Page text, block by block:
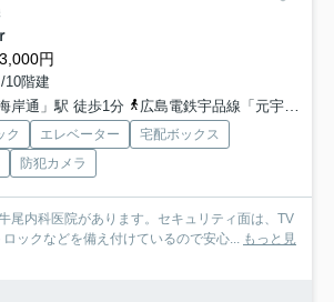
円
10階建
岸通」駅 徒歩1分
広島電鉄宇品線「元宇品口」駅 徒歩5分
ク エレベーター
宅配ボックス
防犯カメラ
尾内科医院があります。セキュリティ面は、TV
ックなどを備え付けているので安心...
もっと見